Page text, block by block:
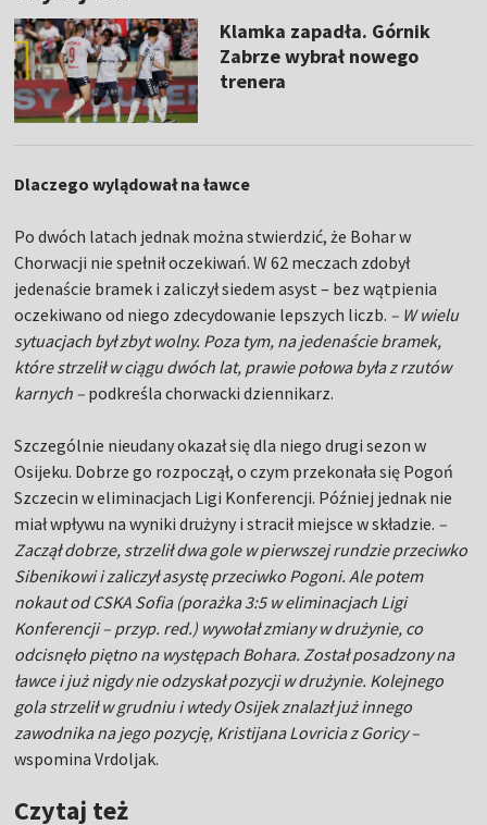
Klamka zapadła. Górnik
Zabrze wybrał nowego
trenera
Dlaczego wylądował na ławce
Po dwóch latach jednak można stwierdzić, że Bohar w
Chorwacji nie spełnił oczekiwań. W 62 meczach zdobył
jedenaście bramek i zaliczył siedem asyst – bez wątpienia
oczekiwano od niego zdecydowanie lepszych liczb. – W wielu
sytuacjach był zbyt wolny. Poza tym, na jedenaście bramek,
które strzelił w ciągu dwóch lat, prawie połowa była z rzutów
karnych – podkreśla chorwacki dziennikarz.
Szczególnie nieudany okazał się dla niego drugi sezon w
Osijeku. Dobrze go rozpoczął, o czym przekonała się Pogoń
Szczecin w eliminacjach Ligi Konferencji. Później jednak nie
miał wpływu na wyniki drużyny i stracił miejsce w składzie. –
Zaczął dobrze, strzelił dwa gole w pierwszej rundzie przeciwko
Sibenikowi i zaliczył asystę przeciwko Pogoni. Ale potem
nokaut od CSKA Sofia (porażka 3:5 w eliminacjach Ligi
Konferencji – przyp. red.) wywołał zmiany w drużynie, co
odcisnęło piętno na występach Bohara. Został posadzony na
ławce i już nigdy nie odzyskał pozycji w drużynie. Kolejnego
gola strzelił w grudniu i wtedy Osijek znalazł już innego
zawodnika na jego pozycję, Kristijana Lovricia z Goricy –
wspomina Vrdoljak.
Czytaj też